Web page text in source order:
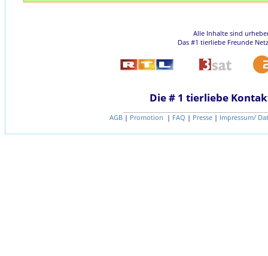
Alle Inhalte sind
Das #1 tierliebe Freunde
Die # 1 tierliebe
AGB | Promotion | FAQ | Presse | Impressum/